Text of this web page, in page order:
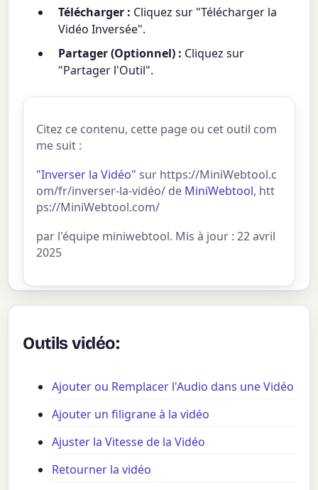
Télécharger : Cliquez sur "Télécharger la
Vidéo Inversée".
Partager (Optionnel) : Cliquez sur
"Partager l'Outil".
Citez ce contenu, cette page ou cet outil com
me suit :
"Inverser la Vidéo" sur https://MiniWebtool.c
om/fr/inverser-la-vidéo/ de MiniWebtool, htt
ps://MiniWebtool.com/
par l'équipe miniwebtool. Mis à jour : 22 avril
2025
Outils vidéo:
Ajouter ou Remplacer l'Audio dans une Vidéo
Ajouter un filigrane à la vidéo
Ajuster la Vitesse de la Vidéo
Retourner la vidéo